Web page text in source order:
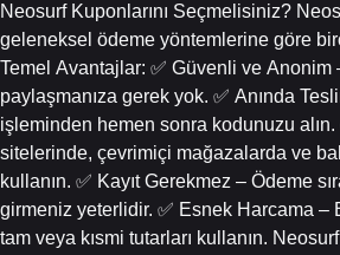
Neosurf Kuponlarını Seçmelisiniz? Neosurf kuponları,
geleneksel ödeme yöntemlerine göre
Temel Avantajlar: ✅ Güvenli ve Anonim – Banka bilgilerini
paylaşmanıza gerek yok. ✅ Anında Teslimat – Satın alma
işleminden hemen sonra kodunuzu alın. ✅ Geniş Kabul – Oyun
sitelerinde, çevrimiçi mağazalarda ve
kullanın. ✅ Kayıt Gerekmez – Ödeme sırasında kupon kodunu
girmeniz yeterlidir. ✅ Esnek Harcama – Birden fazla işlem için
tam veya kısmi tutarları kullanın. Neosurf Kuponu Nasıl